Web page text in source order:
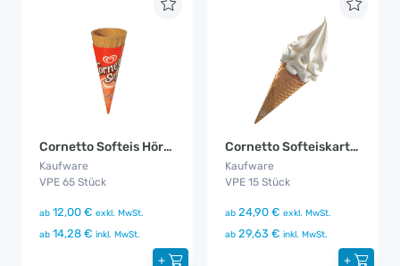
Cornetto Softeis Hörnchen
Kaufware
VPE 65 Stück
ab 12,00 € exkl. MwSt.
ab 14,28 € inkl. MwSt.
+
Cornetto Softeiskartusche Vanille
Kaufware
VPE 15 Stück
ab 24,90 € exkl. MwSt.
ab 29,63 € inkl. MwSt.
+